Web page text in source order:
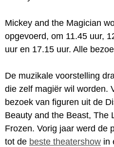
Mickey and the Magician
opgevoerd, om 11.45 uur,
uur en 17.15 uur. Alle
De muzikale voorstelling
die zelf magiër wil worden.
bezoek van figuren uit de
Beauty and the Beast, The
Frozen. Vorig jaar werd de
tot de beste theatershow in